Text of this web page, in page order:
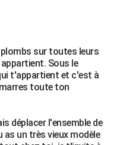
sur toutes leurs
Sous le
t'appartient et c'est à
toute ton
déplacer l'ensemble de
un très vieux modèle